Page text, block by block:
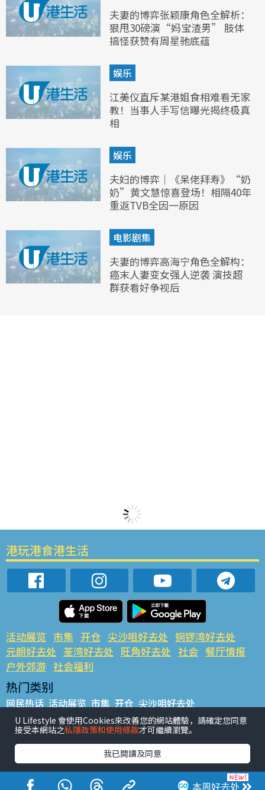
夫妻的博弈张颖康角色全解析：
狠甩30磅演“妈宝渣男” 肢体
搞怪获赞有周星驰底蕴
娱乐
江美仪直斥某港姐食相难看无家
教！当事人手写信曝光揭终极真
相
娱乐
夫妇的博弈｜《呆佬拜寿》“奶
奶”黄文慧惊喜登场！相隔40年
重返TVB全因一原因
电影剧集
夫妻的博弈高海宁角色全解构：
癌末人妻变女强人逆袭 演技超
群获看好争视后
本周好去处
港玩港食港生活
活动展览 市集 开仓 尖沙咀好去处 铜锣湾好去处
元朗好去处 荃湾好去处 旺角好去处 社会 餐厅情报
户外郊游 社会福利
热门类别
网民热话 活动展览 市集 开仓 尖沙咀好去处
铜锣湾好去处 元朗好去处 荃湾好去处 旺角好去处 社会
餐厅情报 户外郊游
热门标签
#UGO揾好去处 #人气活动推介 #美食社群热话
#亲子玩乐好去处
#ULifestyle应用程式
#限时抢
U Lifestyle 會使用Cookies來改善您的網站體驗，請確定您同意
接受本網站之私隱政策和使用條款才可繼續瀏覽。
我已閱讀及同意